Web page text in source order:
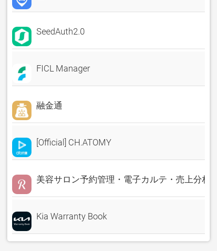
SeedAuth2.0
FICL Manager
融金通
[Official] CH.ATOMY
美容サロン予約管理・電子カルテ・売上分析
Kia Warranty Book